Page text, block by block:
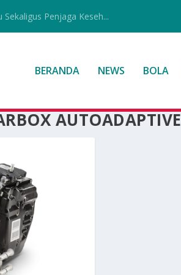
Penjaga Keseh...
BERANDA NEWS BOLA
AUTOADAPTIVE